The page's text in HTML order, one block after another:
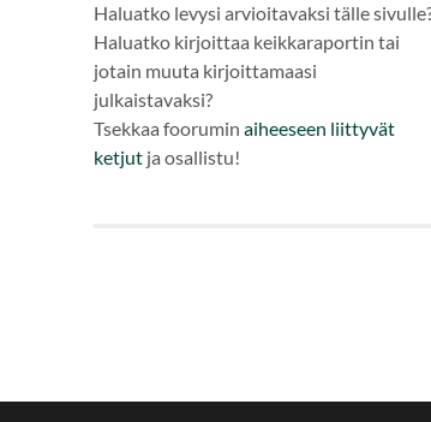
Haluatko levysi arvioitavaksi tälle
Haluatko kirjoittaa keikkaraportin tai
jotain muuta kirjoittamaasi
julkaistavaksi?
Tsekkaa foorumin aiheeseen liittyvät
ketjut ja osallistu!